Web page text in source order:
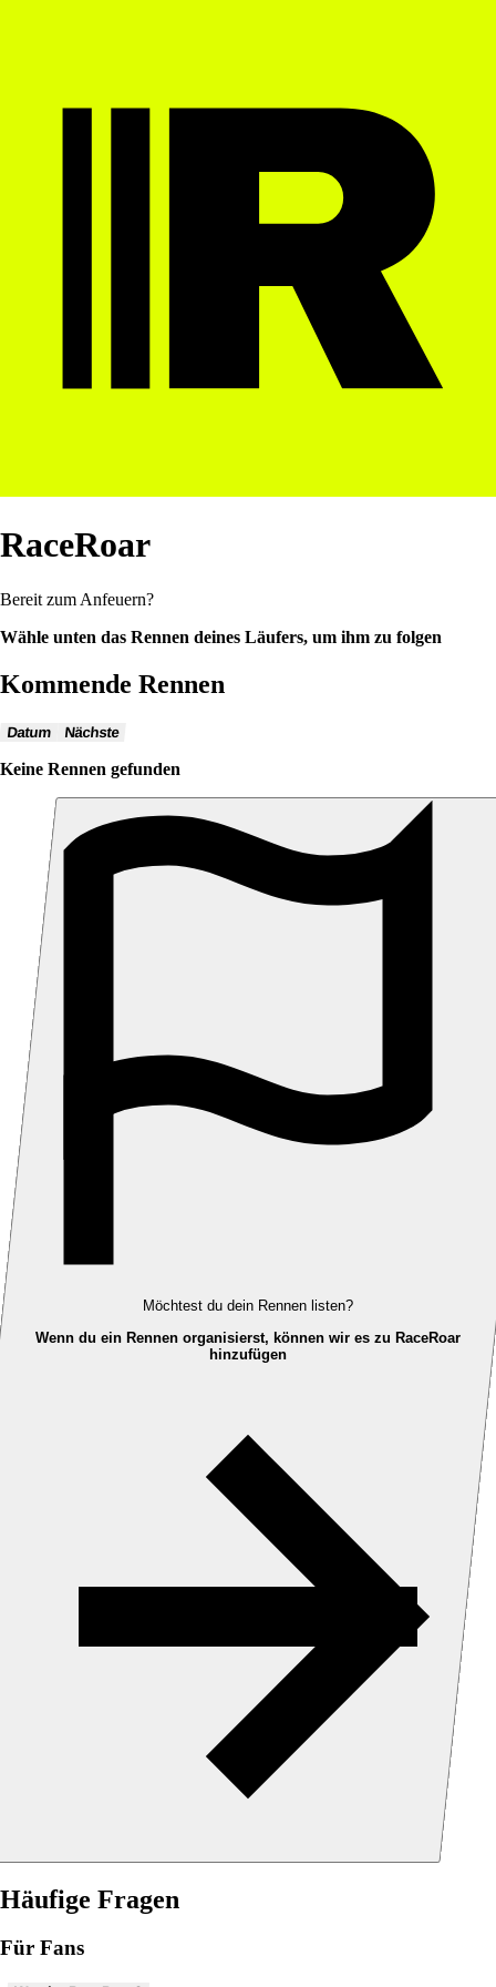
RaceRoar
Bereit zum Anfeuern?
Wähle unten das Rennen deines Läufers, um ihm zu folgen
Kommende Rennen
Datum Nächste
Keine Rennen gefunden
Möchtest du dein Rennen listen?
Wenn du ein Rennen organisierst, können wir es zu RaceRoar
hinzufügen
Häufige Fragen
Für Fans